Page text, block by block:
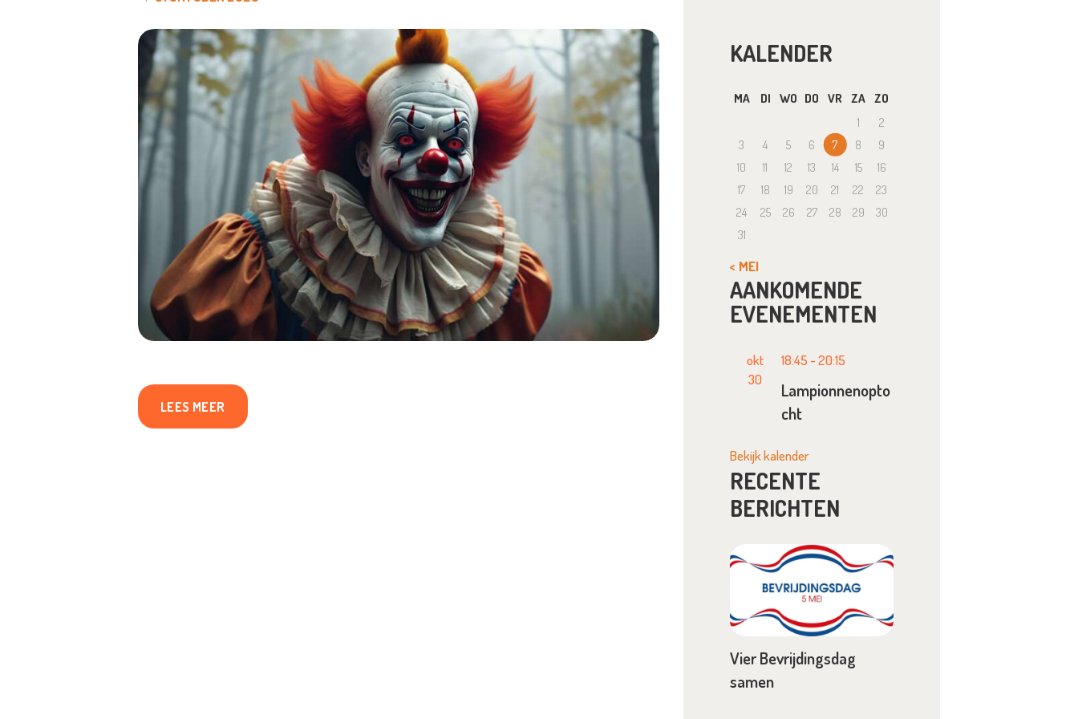
LEES MEER
KALENDER
MA DI WO DO VR ZA ZO
1
2
3
4 5 6 7 8
9
10
11 12 13 14 15
16
17
18 19 20 21 22
23
24
25 26 27 28 29
30
31
« MEI
AANKOMENDE
EVENEMENTEN
okt
30
18:45-20:15
Lampionnenopto
cht
Bekijk kalender
RECENTE
BERICHTEN
Vier Bevrijdingsdag
samen